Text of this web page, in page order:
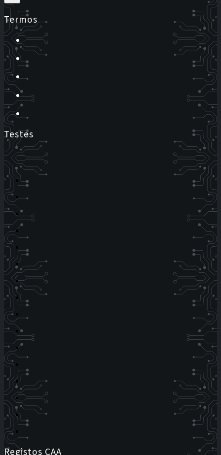
Termos
Testes
Registos CAA